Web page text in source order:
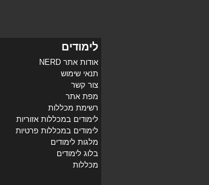
לימודים
אודות אתר NERD
תנאי שימוש
צור קשר
מפת אתר
רשימת מכללות
לימודים במכללות אזוריות
לימודים במכללות פרטיות
מלגות לימודים
בלוג לימודים
מכללות